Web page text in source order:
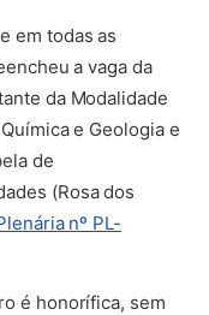
em todas as
a vaga da
da Modalidade
e Geologia e
de
(Rosa dos
nº PL-
é honorífica, sem